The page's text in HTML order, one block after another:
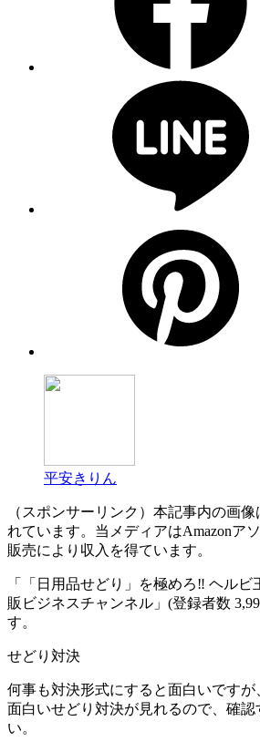
平安きりん
（スポンサーリンク）本記事内の画像
れています。当メディアはAmazonア
販売により収入を得ています。
「「日用品せどり」を極めろ‼︎ ヘル
販ビジネスチャンネル」(登録者数
す。
せどり対決
何事も対決形式にすると面白いです
面白いせどり対決が見れるので、確認
い。